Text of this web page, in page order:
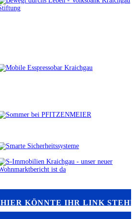
HIER KÖNNTE IHR LINK